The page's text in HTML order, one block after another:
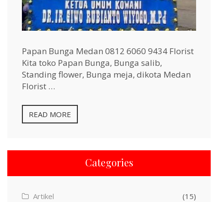
Papan Bunga Medan 0812 6060 9434 Florist
Kita toko Papan Bunga, Bunga salib,
Standing flower, Bunga meja, dikota Medan
Florist …
READ MORE
Categories
Artikel
(15)